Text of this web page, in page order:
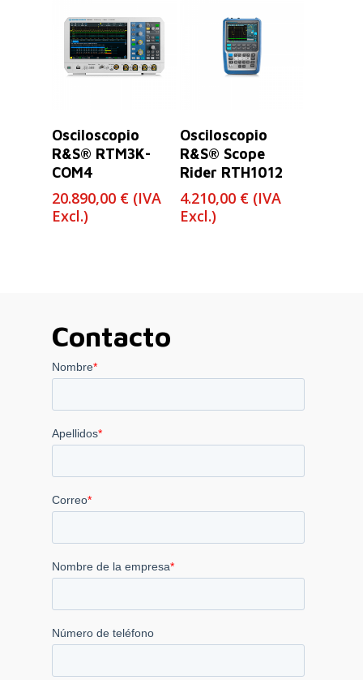
Osciloscopio
R&S® RTM3K-
COM4
20.890,00 € (IVA
Excl.)
Osciloscopio
R&S® Scope
Rider RTH1012
4.210,00 € (IVA
Excl.)
Contacto